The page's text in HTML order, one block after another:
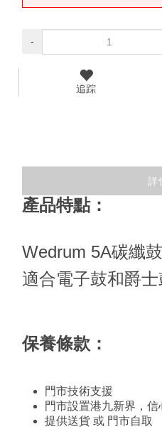
-
追踪
詳
產品特點：
Wedrum 5A碳纖
適合電子鼓和爵士
保養條款：
門市技術支援
門市設置港九新界，信
提供送貨 或 門市自取